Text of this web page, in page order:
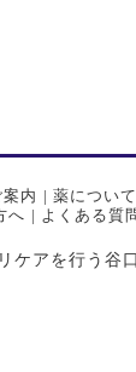
内 | 薬について
へ | よくある質
ケアを行う